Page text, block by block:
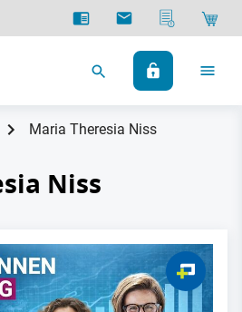
Maria Theresia Niss
Niss